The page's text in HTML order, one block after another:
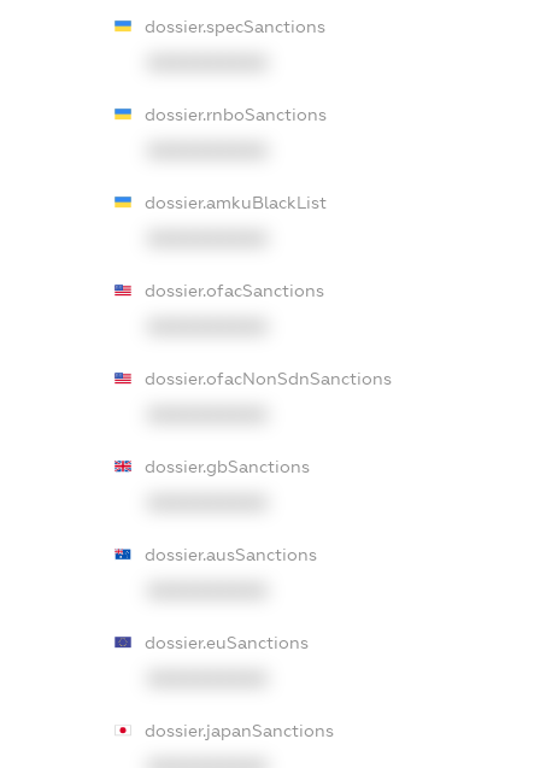
dossier.specSanctions
dossier.rnboSanctions
dossier.amkuBlackList
dossier.ofacSanctions
dossier.ofacNonSdnSanctions
dossier.gbSanctions
dossier.ausSanctions
dossier.euSanctions
dossier.japanSanctions